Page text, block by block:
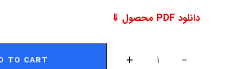
دانلود PDF محصول ⇓
TO CART